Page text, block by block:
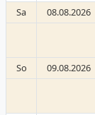
Sa
08.08.2026
So
09.08.2026